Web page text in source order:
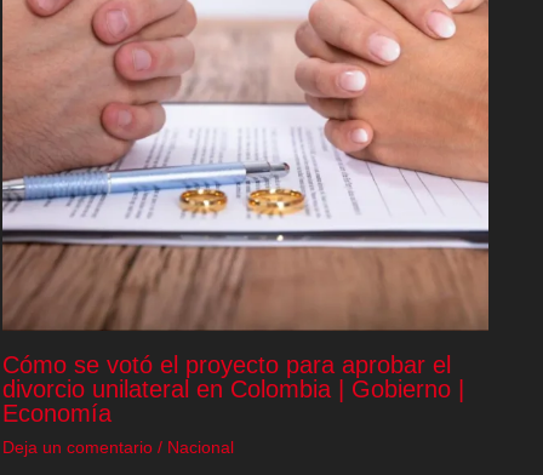
Cómo se votó el proyecto para aprobar el
divorcio unilateral en Colombia | Gobierno |
Economía
Deja un comentario / Nacional